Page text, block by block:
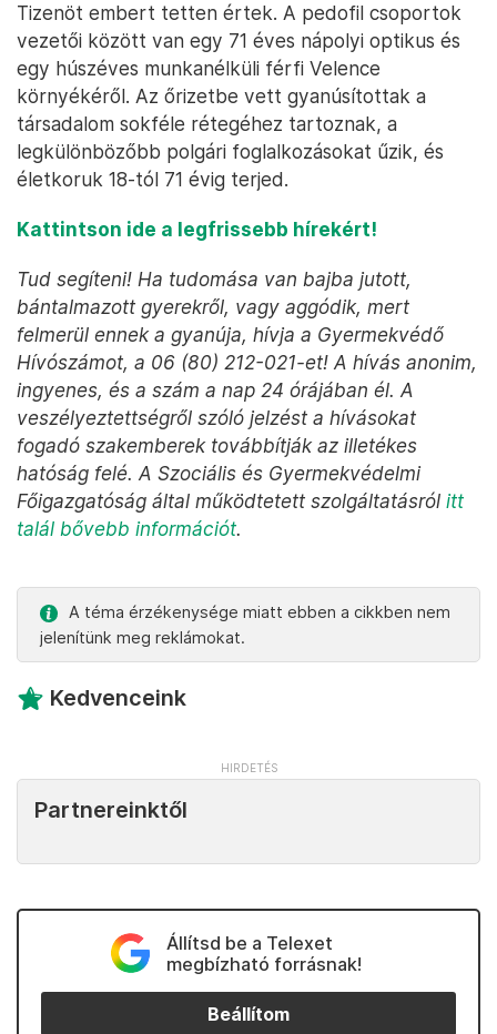
Tizenöt embert tetten értek. A pedofil csoportok
vezetői között van egy 71 éves nápolyi optikus és
egy húszéves munkanélküli férfi Velence
környékéről. Az őrizetbe vett gyanúsítottak a
társadalom sokféle rétegéhez tartoznak, a
legkülönbözőbb polgári foglalkozásokat űzik, és
életkoruk 18-tól 71 évig terjed.
Kattintson ide a legfrissebb hírekért!
Tud segíteni! Ha tudomása van bajba jutott,
bántalmazott gyerekről, vagy aggódik, mert
felmerül ennek a gyanúja, hívja a Gyermekvédő
Hívószámot, a 06 (80) 212-021-et! A hívás anonim,
ingyenes, és a szám a nap 24 órájában él. A
veszélyeztettségről szóló jelzést a hívásokat
fogadó szakemberek továbbítják az illetékes
hatóság felé. A Szociális és Gyermekvédelmi
Főigazgatóság által működtetett szolgáltatásról itt
talál bővebb információt.
A téma érzékenysége miatt ebben a cikkben nem
jelenítünk meg reklámokat.
Kedvenceink
Partnereinktől
Állítsd be a Telexet
megbízható forrásnak!
Beállítom